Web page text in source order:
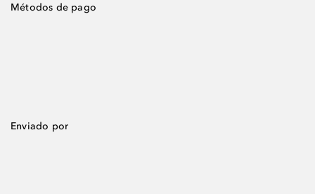
Métodos de pago
Enviado por